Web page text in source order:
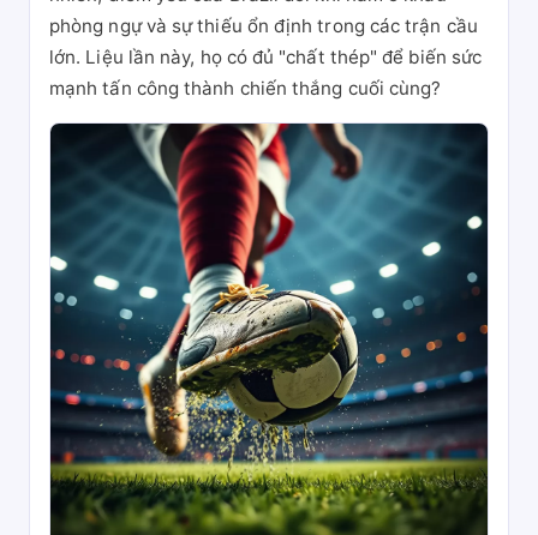
phòng ngự và sự thiếu ổn định trong các trận cầu
lớn. Liệu lần này, họ có đủ "chất thép" để biến sức
mạnh tấn công thành chiến thắng cuối cùng?